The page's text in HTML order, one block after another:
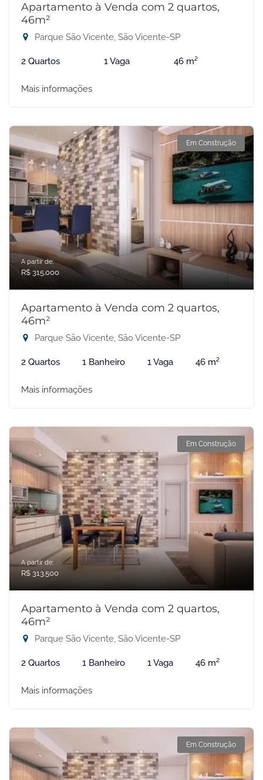
Apartamento à Venda com 2 quartos,
46m²
Parque São Vicente, São Vicente-SP
2 Quartos 1 Vaga 46 m²
Mais informações
Em Construção
A partir de:
R$ 315.000
Apartamento à Venda com 2 quartos,
46m²
Parque São Vicente, São Vicente-SP
2 Quartos 1 Banheiro 1 Vaga 46 m²
Mais informações
Em Construção
A partir de:
R$ 313.500
Apartamento à Venda com 2 quartos,
46m²
Parque São Vicente, São Vicente-SP
2 Quartos 1 Banheiro 1 Vaga 46 m²
Mais informações
Em Construção